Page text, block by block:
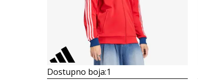
Dostupno boja:1